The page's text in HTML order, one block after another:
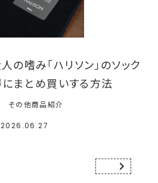
の嗜み「ハリソン」のソック
まとめ買いする方法
その他商品紹介
2026.06.27